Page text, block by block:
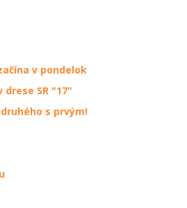
v pondelok
SR "17"
s prvým!